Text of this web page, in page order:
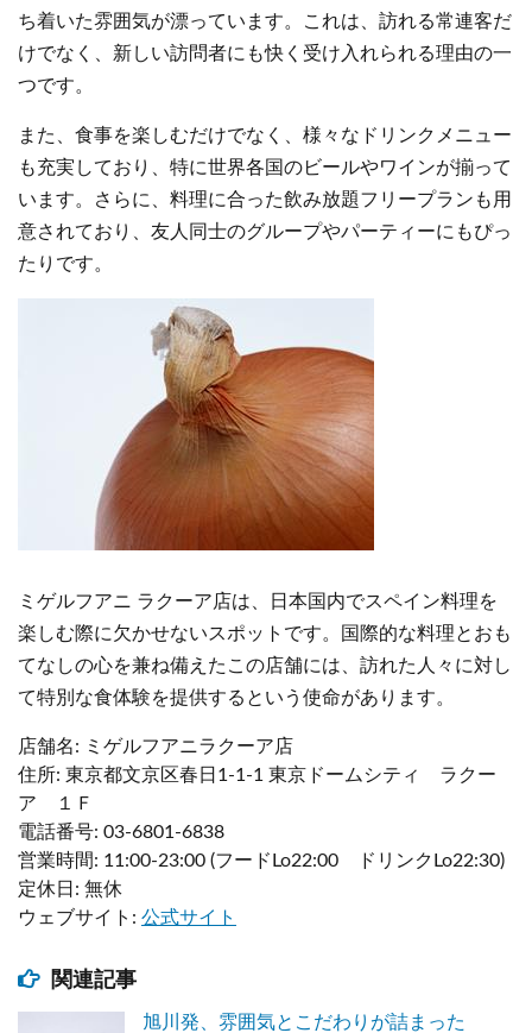
ち着いた雰囲気が漂っています。これは、訪れる常連客だ
けでなく、新しい訪問者にも快く受け入れられる理由の一
つです。
また、食事を楽しむだけでなく、様々なドリンクメニュー
も充実しており、特に世界各国のビールやワインが揃って
います。さらに、料理に合った飲み放題フリープランも用
意されており、友人同士のグループやパーティーにもぴっ
たりです。
ミゲルフアニ ラクーア店は、日本国内でスペイン料理を
楽しむ際に欠かせないスポットです。国際的な料理とおも
てなしの心を兼ね備えたこの店舗には、訪れた人々に対し
て特別な食体験を提供するという使命があります。
店舗名: ミゲルフアニラクーア店
住所: 東京都文京区春日1-1-1 東京ドームシティ ラクー
ア １Ｆ
電話番号: 03-6801-6838
営業時間: 11:00-23:00 (フードLo22:00 ドリンクLo22:30)
定休日: 無休
ウェブサイト: 公式サイト
関連記事
旭川発、雰囲気とこだわりが詰まった